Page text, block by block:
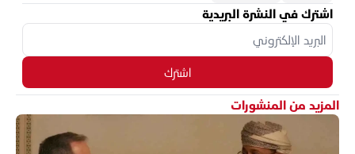
اشترك في النشرة البريدية
اشترك
المزيد من المنشورات